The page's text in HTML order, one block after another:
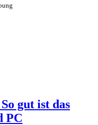
gut ist das
PC